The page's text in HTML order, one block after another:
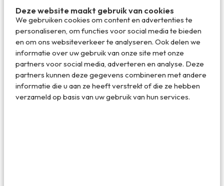
Deze website maakt gebruik van cookies
We gebruiken cookies om content en advertenties te
personaliseren, om functies voor social media te bieden
en om ons websiteverkeer te analyseren. Ook delen we
informatie over uw gebruik van onze site met onze
partners voor social media, adverteren en analyse. Deze
partners kunnen deze gegevens combineren met andere
informatie die u aan ze heeft verstrekt of die ze hebben
verzameld op basis van uw gebruik van hun services.
aanrader, die begint en eindigt in Interlaken. Een pittige
route van 104 kilometer en 2.600 hoogtemeters die je
meeneemt door het Zwitserland dat je kent van
ansichtkaarten. Helder blauwe meren, ruige bergtoppen
en grazende koeien in de wei. Een racefiets is wel vereist
om deze fietstour te kunnen maken. Hoewel fanatieke
fietsers de Lakes Route zo snel mogelijk willen afleggen,
kom je langs zoveel mooie plekjes die het stoppen waard
zijn, dat je er misschien wel veel langer over doet dan je